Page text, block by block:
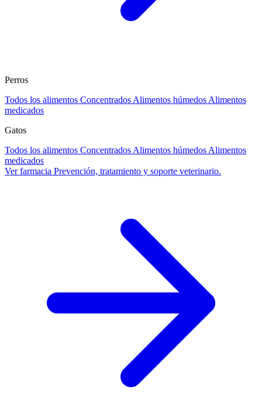
Perros
Todos los alimentos Concentrados Alimentos húmedos Alimentos
medicados
Gatos
Todos los alimentos Concentrados Alimentos húmedos Alimentos
medicados
Ver farmacia Prevención, tratamiento y soporte veterinario.